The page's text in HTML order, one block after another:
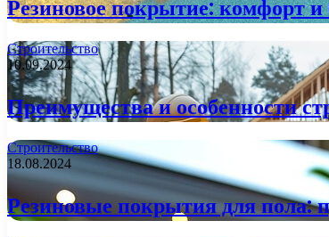
Резиновое покрытие: комфорт
Строительство
10.09.2024
Преимущества и особенности
Строительство
18.08.2024
Резиновые покрытия для пола: